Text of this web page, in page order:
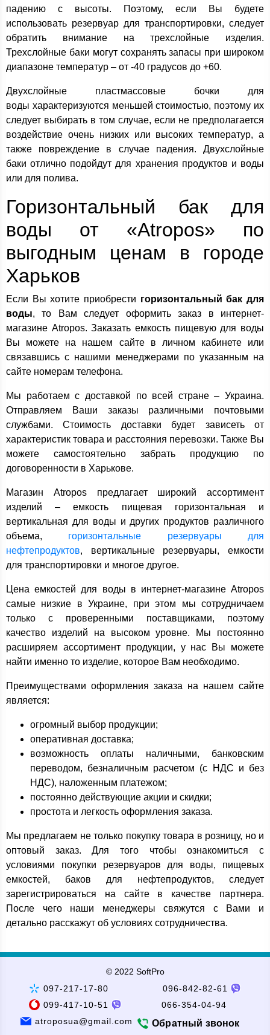
падению с высоты. Поэтому, если Вы будете
использовать резервуар для транспортировки, следует
обратить внимание на трехслойные изделия.
Трехслойные баки могут сохранять запасы при широком
диапазоне температур – от -40 градусов до +60.
Двухслойные пластмассовые бочки для
воды характеризуются меньшей стоимостью, поэтому их
следует выбирать в том случае, если не предполагается
воздействие очень низких или высоких температур, а
также повреждение в случае падения. Двухслойные
баки отлично подойдут для хранения продуктов и воды
или для полива.
Горизонтальный бак для
воды от «Atropos» по
выгодным ценам в городе
Харьков
Если Вы хотите приобрести горизонтальный бак для
воды, то Вам следует оформить заказ в интернет-
магазине Atropos. Заказать емкость пищевую для воды
Вы можете на нашем сайте в личном кабинете или
связавшись с нашими менеджерами по указанным на
сайте номерам телефона.
Мы работаем с доставкой по всей стране – Украина.
Отправляем Ваши заказы различными почтовыми
службами. Стоимость доставки будет зависеть от
характеристик товара и расстояния перевозки. Также Вы
можете самостоятельно забрать продукцию по
договоренности в Харькове.
Магазин Atropos предлагает широкий ассортимент
изделий – емкость пищевая горизонтальная и
вертикальная для воды и других продуктов различного
объема, горизонтальные резервуары для
нефтепродуктов, вертикальные резервуары, емкости
для транспортировки и многое другое.
Цена емкостей для воды в интернет-магазине Atropos
самые низкие в Украине, при этом мы сотрудничаем
только с проверенными поставщиками, поэтому
качество изделий на высоком уровне. Мы постоянно
расширяем ассортимент продукции, у нас Вы можете
найти именно то изделие, которое Вам необходимо.
Преимуществами оформления заказа на нашем сайте
является:
огромный выбор продукции;
оперативная доставка;
возможность оплаты наличными, банковским
переводом, безналичным расчетом (с НДС и без
НДС), наложенным платежом;
постоянно действующие акции и скидки;
простота и легкость оформления заказа.
Мы предлагаем не только покупку товара в розницу, но и
оптовый заказ. Для того чтобы ознакомиться с
условиями покупки резервуаров для воды, пищевых
емкостей, баков для нефтепродуктов, следует
зарегистрироваться на сайте в качестве партнера.
После чего наши менеджеры свяжутся с Вами и
детально расскажут об условиях сотрудничества.
© 2022 SoftPro
097-217-17-80
096-842-82-61
099-417-10-51
066-354-04-94
atroposua@gmail.com
Обратный звонок